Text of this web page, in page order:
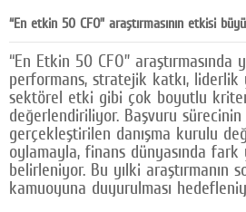
“En etkin 50 CFO” araştırmasının etkisi
“En Etkin 50 CFO”
performans, stratejik katkı,
sektörel etki gibi çok boyutlu
değerlendiriliyor. Başvuru sürecinin
gerçekleştirilen danışma kurulu
oylamayla, finans dünyasında
belirleniyor. Bu yılki araştırmanın
kamuoyuna duyurulması